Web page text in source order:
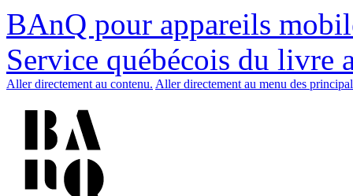
BAnQ pour appareils
Service québécois du livre
Aller directement au contenu. Aller directement au menu des